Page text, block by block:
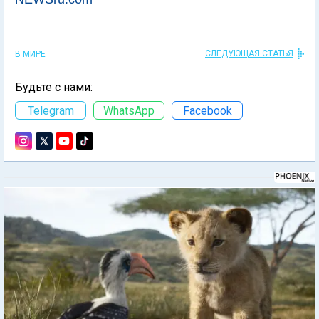
В МИРЕ СЛЕДУЮЩАЯ СТАТЬЯ
Будьте с нами:
Telegram
WhatsApp Facebook